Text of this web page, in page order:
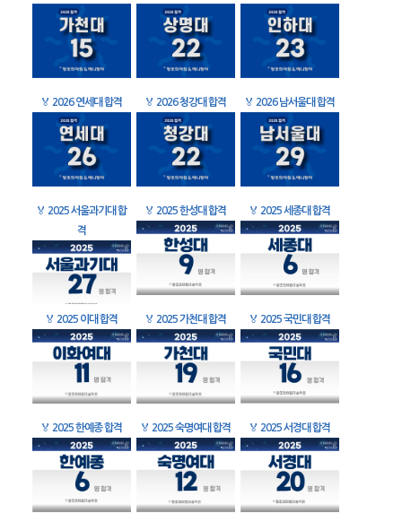
🏅 2026 연세대 합격 🏅 2026 청강대 합격 🏅 2026 남서울대 합격
🏅 2025 서울과기대 합
격
🏅 2025 한성대 합격 🏅 2025 세종대 합격
🏅 2025 이대 합격 🏅 2025 가천대 합격 🏅 2025 국민대 합격
🏅 2025 한예종 합격 🏅 2025 숙명여대 합격 🏅 2025 서경대 합격